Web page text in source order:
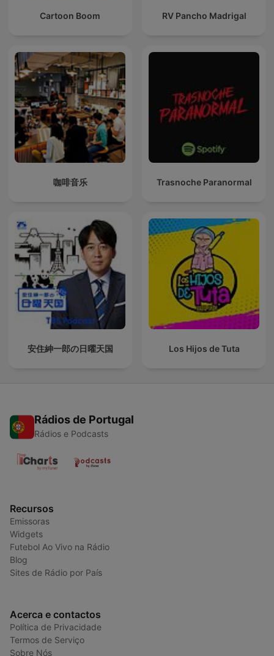
Cartoon Boom RV Pancho Madrigal
咖啡音乐 Trasnoche Paranormal
安住紳一郎の日曜天国 Los Hijos de Tuta
Rádios de Portugal
Rádios e Podcasts
Recursos
Emissoras
Widgets
Futebol Ao Vivo na Rádio
Blog
Sites de Rádio por País
Acerca e contactos
Política de Privacidade
Termos de Serviço
Sobre Nós